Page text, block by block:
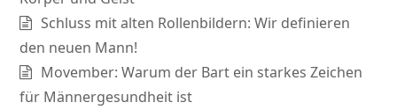
Schluss mit alten Rollenbildern: Wir definieren
den neuen Mann!
Movember: Warum der Bart ein starkes Zeichen
für Männergesundheit ist